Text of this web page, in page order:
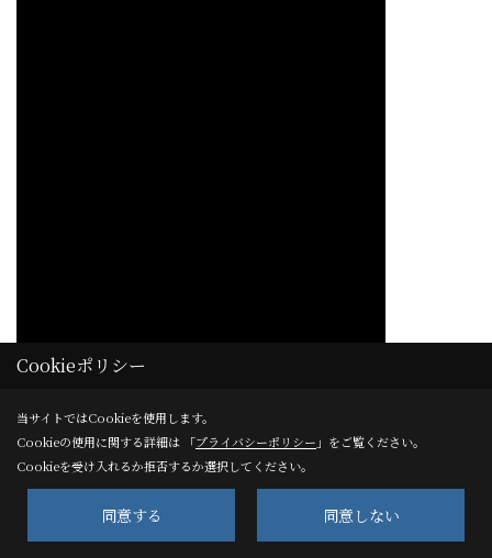
Cookieポリシー
当サイトではCookieを使用します。
Cookieの使用に関する詳細は 「プライバシーポリシー 」をご覧ください。
Cookieを受け入れるか拒否するか選択してください。
同意する 同意しない